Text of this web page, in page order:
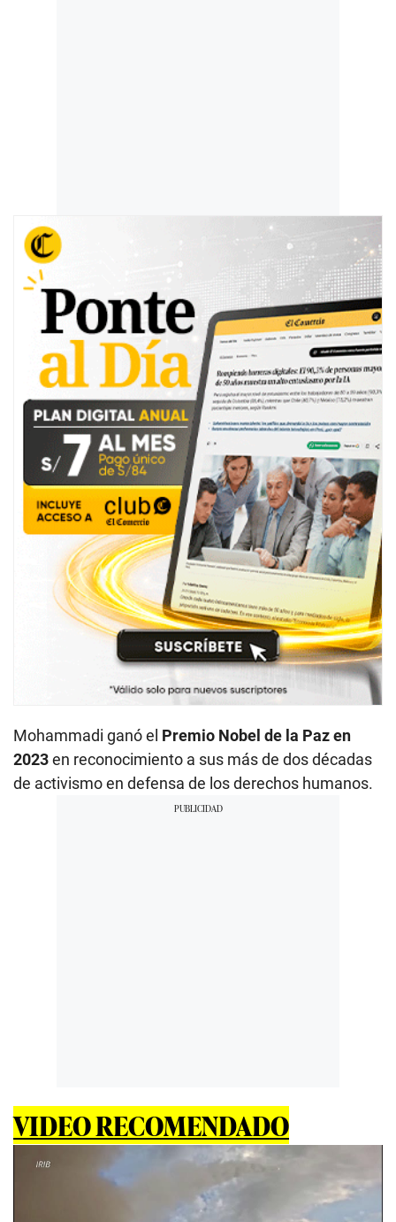
Mohammadi ganó el Premio Nobel de la Paz en
2023en reconocimiento a sus más de dos décadas
de activismo en defensa de los derechos humanos.
VIDEO RECOMENDADO